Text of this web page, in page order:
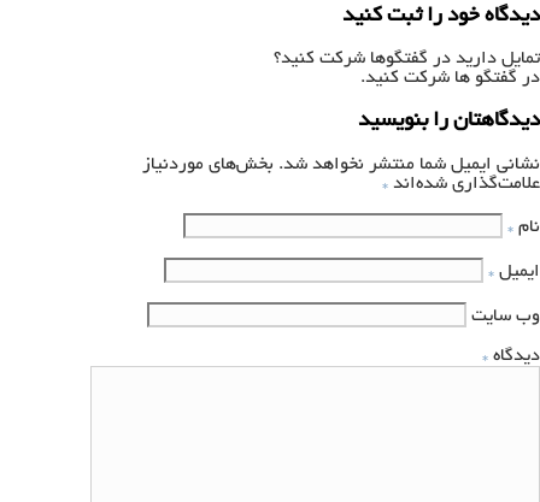
دیدگاه خود را ثبت کنید
تمایل دارید در گفتگوها شرکت کنید؟
در گفتگو ها شرکت کنید.
دیدگاهتان را بنویسید
نشانی ایمیل شما منتشر نخواهد شد. بخش‌های موردنیاز
علامت‌گذاری شده‌اند *
نام *
ایمیل *
وب‌ سایت
دیدگاه *